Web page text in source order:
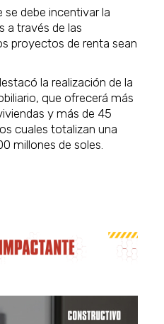
debe incentivar la
a través de las
proyectos de renta sean
la realización de la
que ofrecerá más
y más de 45
cuales totalizan una
millones de soles.